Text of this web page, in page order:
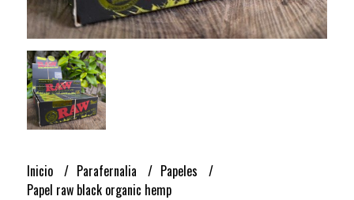
Inicio Parafernalia
Papeles
Papel raw black organic hemp